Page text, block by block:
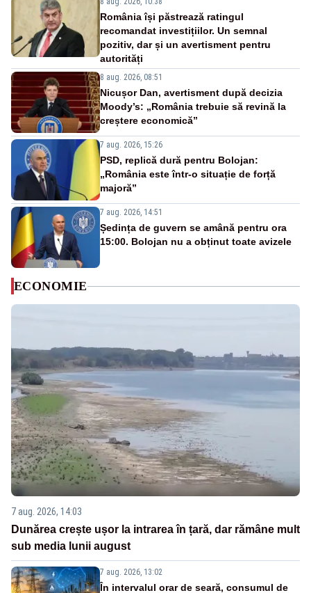
România își păstrează ratingul
recomandat investițiilor. Un semnal
pozitiv, dar și un avertisment pentru
autorități
8 aug. 2026, 08:51
Nicușor Dan, avertisment după decizia
Moody’s: „România trebuie să revină la
creștere economică”
7 aug. 2026, 15:26
PSD, replică dură pentru Bolojan:
„România este într-o situație de forță
majoră”
7 aug. 2026, 14:51
Ședința de guvern se amână pentru ora
15:00. Bolojan nu a obținut toate avizele
ECONOMIE
7 aug. 2026, 14:03
Dunărea crește ușor la intrarea în țară, dar rămâne mult
sub media lunii august
7 aug. 2026, 13:02
În intervalul orar de seară, consumul de